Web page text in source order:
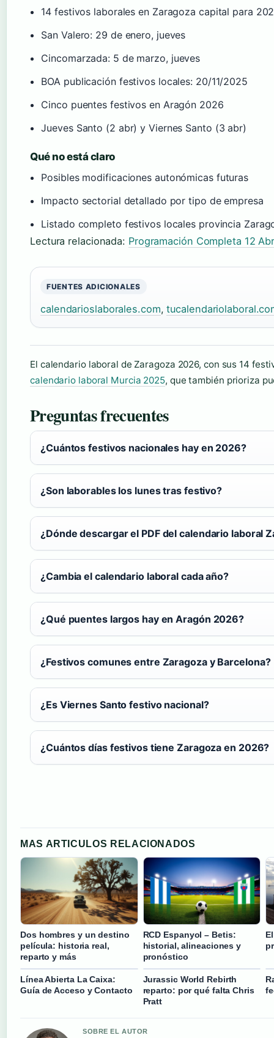
14 festivos laborales en Zaragoza capital para
San Valero: 29 de enero, jueves
Cincomarzada: 5 de marzo, jueves
BOA publicación festivos locales: 20/11/2025
Cinco puentes festivos en Aragón 2026
Jueves Santo (2 abr) y Viernes Santo (3 abr)
Qué no está claro
Posibles modificaciones autonómicas futuras
Impacto sectorial detallado por tipo de empresa
Listado completo festivos locales provincia
Lectura relacionada: Programación Completa 12
FUENTES ADICIONALES
calendarioslaborales.com,
El calendario laboral de Zaragoza 2026, con sus 14
calendario laboral Murcia 2025, que también prioriza
Preguntas frecuentes
¿Cuántos festivos nacionales hay en 2026?
¿Son laborables los lunes tras festivo?
¿Dónde descargar el PDF del calendario laboral
¿Cambia el calendario laboral cada año?
¿Qué puentes largos hay en Aragón 2026?
¿Festivos comunes entre Zaragoza y Barcelona?
¿Es Viernes Santo festivo nacional?
¿Cuántos días festivos tiene Zaragoza en 2026?
MAS ARTICULOS RELACIONADOS
Dos hombres y un destino
película: historia real,
reparto y más
RCD Espanyol – Betis:
historial, alineaciones y
pronóstico
Línea Abierta La Caixa:
Guía de Acceso y Contacto
Jurassic World Rebirth
reparto: por qué falta Chris
Pratt
SOBRE EL AUTOR